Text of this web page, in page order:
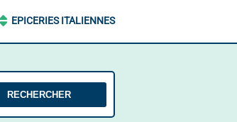
EPICERIES ITALIENNES
RECHERCHER